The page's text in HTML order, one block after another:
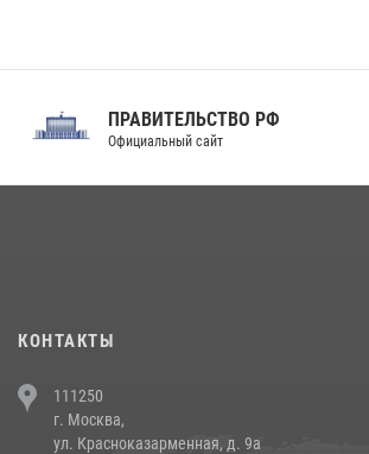
ПРАВИТЕЛЬСТВО РФ
Официальный сайт
КОНТАКТЫ
111250
г. Москва,
ул. Красноказарменная, д. 9а